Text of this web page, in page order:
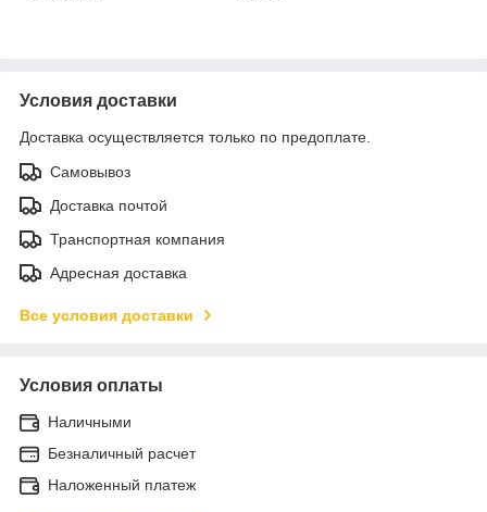
Условия доставки
Доставка осуществляется только по предоплате.
Самовывоз
Доставка почтой
Транспортная компания
Адресная доставка
Все условия доставки
Условия оплаты
Наличными
Безналичный расчет
Наложенный платеж